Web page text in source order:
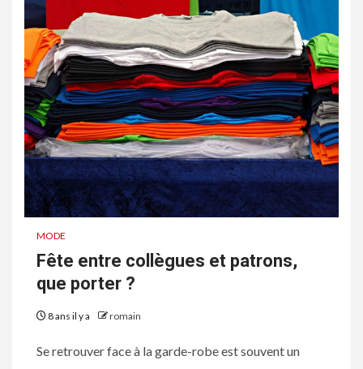
MODE
Fête entre collègues et patrons,
que porter ?
8 ans il y a romain
Se retrouver face à la garde-robe est souvent un